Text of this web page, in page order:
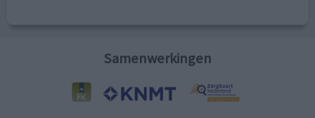
Samenwerkingen